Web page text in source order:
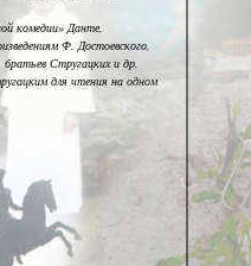
комедии» Данте,
Ф. Достоевского,
Стругацких и др.
для чтения на одном